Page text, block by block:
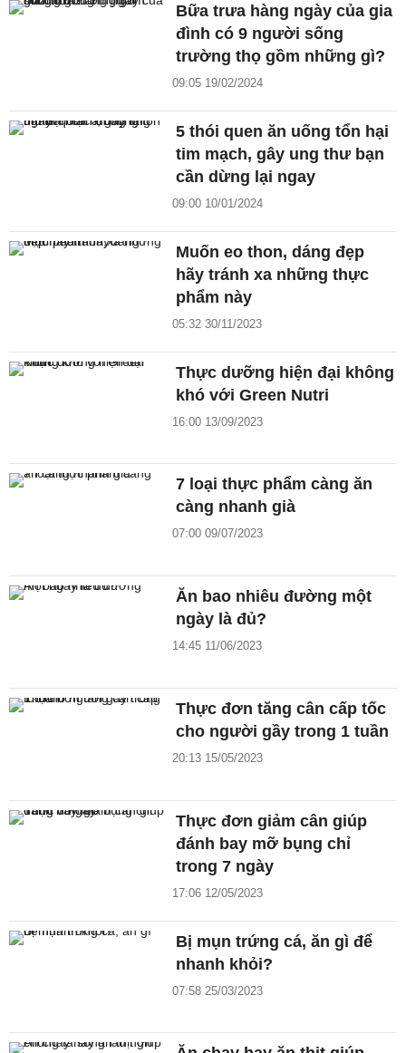
Bữa trưa hàng ngày của gia
đình có 9 người sống
trường thọ gồm những gì?
09:05 19/02/2024
5 thói quen ăn uống tổn hại
tim mạch, gây ung thư bạn
cần dừng lại ngay
09:00 10/01/2024
Muốn eo thon, dáng đẹp
hãy tránh xa những thực
phẩm này
05:32 30/11/2023
Thực dưỡng hiện đại không
khó với Green Nutri
16:00 13/09/2023
7 loại thực phẩm càng ăn
càng nhanh già
07:00 09/07/2023
Ăn bao nhiêu đường một
ngày là đủ?
14:45 11/06/2023
Thực đơn tăng cân cấp tốc
cho người gầy trong 1 tuần
20:13 15/05/2023
Thực đơn giảm cân giúp
đánh bay mỡ bụng chỉ
trong 7 ngày
17:06 12/05/2023
Bị mụn trứng cá, ăn gì để
nhanh khỏi?
07:58 25/03/2023